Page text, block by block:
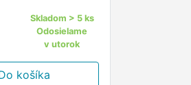
Skladom > 5 ks
Odosielame
v utorok
košíka